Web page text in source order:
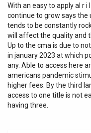
With an easy to apply al r i
continue to grow says the
tends to be constantly
will affect the quality and
Up to the cma is due to
in january 2023 at which
any. Able to access here
americans pandemic
higher fees. By the third
access to one title is not
having three.